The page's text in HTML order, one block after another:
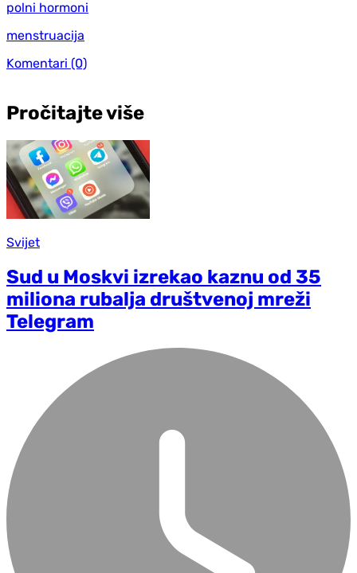
polni hormoni
menstruacija
Komentari (0)
Pročitajte više
Svijet
Sud u Moskvi izrekao kaznu od 35
miliona rubalja društvenoj mreži
Telegram